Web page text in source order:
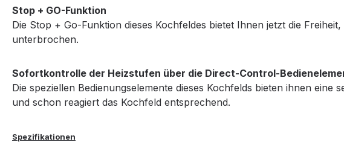
Stop + GO-Funktion
Die Stop + Go-Funktion dieses Kochfeldes bietet Ihnen jetzt die
unterbrochen.
Sofortkontrolle der Heizstufen über die Direct-Control-
Die speziellen Bedienungselemente dieses Kochfelds bieten ihnen
und schon reagiert das Kochfeld entsprechend.
Spezifikationen